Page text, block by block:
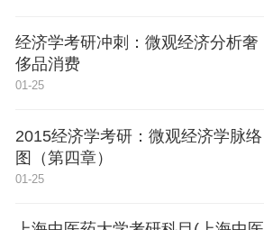
经济学考研冲刺：微观经济分析奢
侈品消费
01-25
2015经济学考研：微观经济学脉络
图（第四章）
01-25